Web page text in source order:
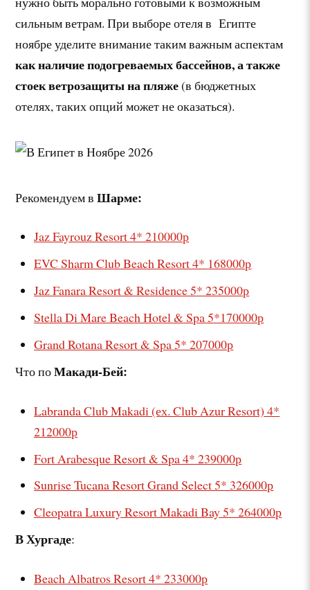
сильным ветрам. При выборе отеля в Египте
ноябре уделите внимание таким важным аспектам
как наличие подогреваемых бассейнов, а также
стоек ветрозащиты на пляже(в бюджетных
отелях, таких опций может не оказаться).
Рекомендуем вШарме:
Jaz Fayrouz Resort4* 210000р
EVC Sharm Club Beach Resort 4* 168000р
Jaz Fanara Resort & Residence 5* 235000р
Stella Di Mare Beach Hotel & Spa 5*170000р
Grand Rotana Resort & Spa5* 207000р
Что поМакади-Бей:
Labranda Club Makadi (ех. Club Azur Resort) 4*
212000р
Fort Arabesque Resort & Spa 4* 239000р
Sunrise Tucana Resort Grand Select5* 326000р
Cleopatra Luxury Resort Makadi Bay 5* 264000р
В Хургаде:
Beach Albatros Resort 4* 233000р